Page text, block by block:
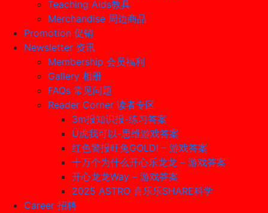
Teaching Aids教具
Merchandise 周边商品
Promotion 促销
Newsletter 资讯
Membership 会员福利
Gallery 相册
FAQs 常见问题
Reader Corner 读者专区
3m报知识报-练习答案
Ü虎我可以-思维游戏答案
红色警报旺兔GOLD! – 游戏答案
十万个为什么开心乐龙龙 – 游戏答案
开心龙龙Way – 游戏答案
2025 ASTRO 喜乐乐SHARE科学
Career 招聘